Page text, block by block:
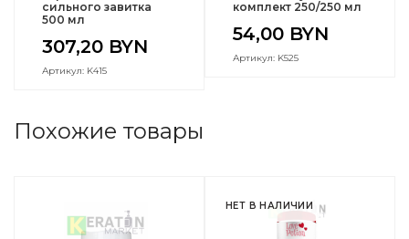
сильного завитка
500 мл
307,20 BYN
Артикул: K415
комплект 250/250 мл
54,00 BYN
Артикул: K525
Похожие товары
НЕТ В НАЛИЧИИ